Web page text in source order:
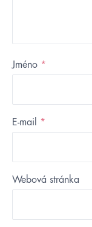
Jméno *
E-mail *
Webová stránka